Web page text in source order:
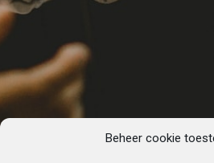
Beheer cookie